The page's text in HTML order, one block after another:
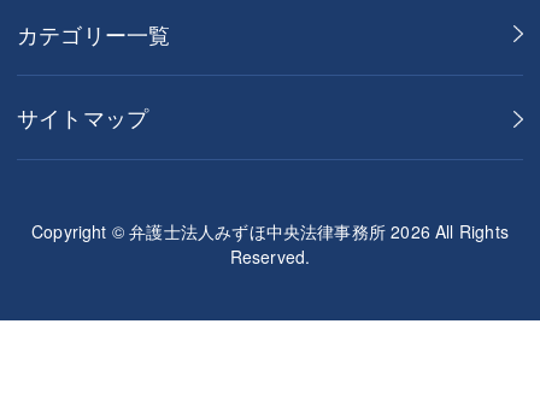
カテゴリー一覧
サイトマップ
Copyright © 弁護士法人みずほ中央法律事務所 2026 All Rights
Reserved.